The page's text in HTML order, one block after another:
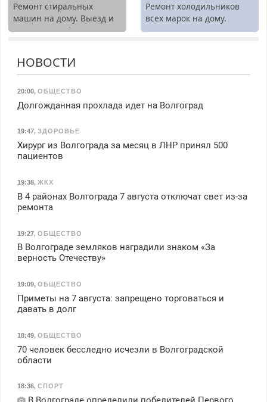
Ремонт стиральных
машин на дому. Выезд и
диагностика бесплатно.
Ремонт холодильников
всех марок на дому.
НОВОСТИ
20:00, ОБЩЕСТВО
Долгожданная прохлада идет на Волгоград
19:47, ЗДОРОВЬЕ
Хирург из Волгограда за месяц в ЛНР принял 500
пациентов
19:38, ЖКХ
В 4 районах Волгограда 7 августа отключат свет из-за
ремонта
19:27, ОБЩЕСТВО
В Волгограде земляков наградили знаком «За
верность Отечеству»
19:09, ОБЩЕСТВО
Приметы на 7 августа: запрещено торговаться и
давать в долг
18:49, ОБЩЕСТВО
70 человек бесследно исчезли в Волгоградской
области
18:36, СПОРТ